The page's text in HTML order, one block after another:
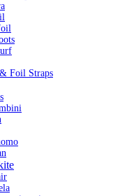
Foil Straps